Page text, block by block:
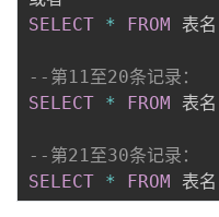
的
课
程
我
的
认
我
的
我
技
术
的
云
SELECT * FROM 表名
--第11至20条记录：
SELECT * FROM 表名
--第21至30条记录：
SELECT * FROM 表名